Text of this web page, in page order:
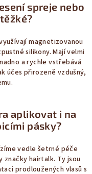
spreje nebo
magnetizovanou
silikony. Mají velmi
a rychle vstřebává
účes přirozeně vzdušný,
aplikovat i na
pásky?
vedle šetrné péče
značky hairtalk. Ty jsou
prodloužených vlasů s